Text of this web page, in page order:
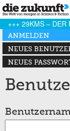
+++ 29KMS – DER
Haupt-
ANMELDEN
(AKTIVER REITER)
NEUES
NEUES